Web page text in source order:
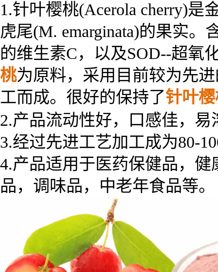
1.针叶樱桃(Acerola cherry)是
虎尾(M. emarginata)的果实。
的维生素C，以及SOD--超氧
桃为原料，采用目前较为先
工而成。很好的保持了针叶
2.产品流动性好，口感佳，
3.经过先进工艺加工成为80-
4.产品适用于医药保健品，
品，调味品，中老年食品等。